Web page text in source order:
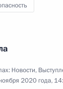
Новости,
2020 года,